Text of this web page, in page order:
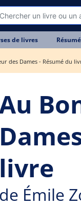
de livres
des Dames - Résumé du
livre
de Émile